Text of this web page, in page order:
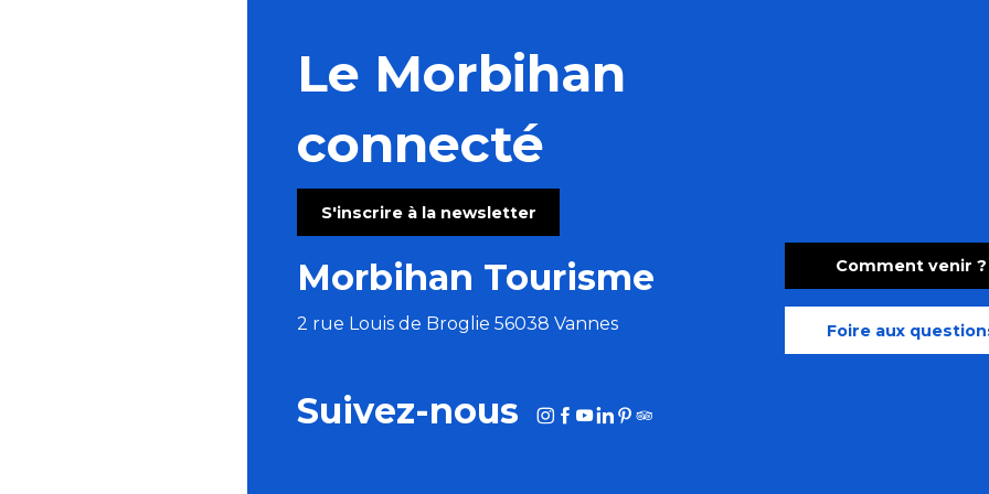
Le Morbihan
connecté
S'inscrire à la newsletter
Morbihan Tourisme
2 rue Louis de Broglie 56038 Vannes
Comment venir ?
Foire aux
Suivez-nous